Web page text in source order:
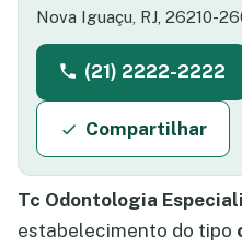
Nova Iguaçu, RJ, 26210-
(21) 2222-2222
Compartilhar
Tc Odontologia
estabelecimento do tipo